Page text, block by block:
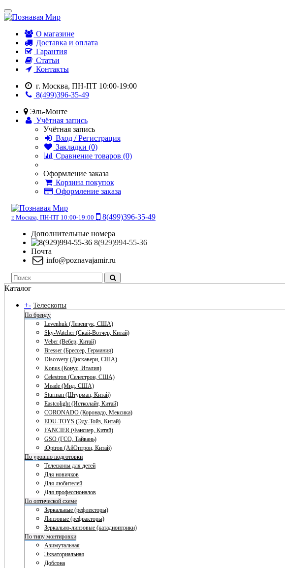
О магазине
Доставка и оплата
Гарантия
Статьи
Контакты
г. Москва, ПН-ПТ 10:00-19:00
8(499)396-35-49
Эль-Монте
Учётная запись
Учётная запись
Вход / Регистрация
Закладки (0)
Сравнение товаров (0)
Оформление заказа
Корзина покупок
Оформление заказа
г. Москва, ПН-ПТ 10:00-19:00
8(499)396-35-49
Дополнительные номера
8(929)994-55-36
Почта
info@poznavajamir.ru
Каталог
+- Телескопы
По бренду
Levenhuk (Левенгук, США)
Sky-Watcher (Скай-Вотчер, Китай)
Veber (Вебер, Китай)
Bresser (Брессер, Германия)
Discovery (Дискавери, США)
Konus (Конус, Италия)
Celestron (Селестрон, США)
Meade (Мид, США)
Sturman (Штурман, Китай)
Eastcolight (Истколайт, Китай)
CORONADO (Коронадо, Мексика)
EDU-TOYS (Эду-Тойз, Китай)
FANCIER (Фансиер, Китай)
GSO (ГСО, Тайвань)
iOptron (АйОптрон, Китай)
По уровню подготовки
Телескопы для детей
Для новичков
Для любителей
Для профессионалов
По оптической схеме
Зеркальные (рефлекторы)
Линзовые (рефракторы)
Зеркально-линзовые (катадиоптрики)
По типу монтировки
Азимутальная
Экваториальная
Добсона